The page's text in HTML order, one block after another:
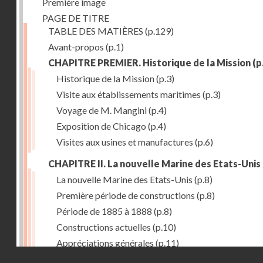
PAGE DE TITRE
TABLE DES MATIÈRES (p.129)
Avant-propos (p.1)
CHAPITRE PREMIER. Historique de la Mission
Historique de la Mission(p.3)
Visite aux établissements maritimes (p.3)
Voyage de M. Mangini(p.4)
Exposition de Chicago (p.4)
Visites aux usines et manufactures (p.6)
CHAPITRE II. La nouvelle Marine des Etats-Unis
La nouvelle Marine des Etats-Unis (p.8)
Première période de constructions (p.8)
Période de 1885 à 1888 (p.8)
Constructions actuelles (p.10)
Appréciations générales (p.11)